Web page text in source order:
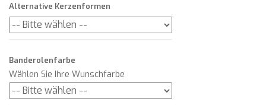
Alternative Kerzenformen
Banderolenfarbe
Wählen Sie Ihre Wunschfarbe